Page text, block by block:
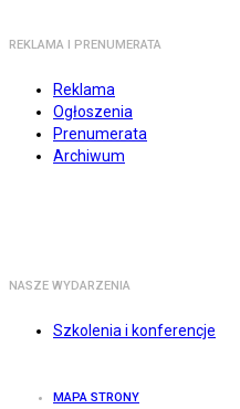
REKLAMA I PRENUMERATA
Reklama
Ogłoszenia
Prenumerata
Archiwum
NASZE WYDARZENIA
Szkolenia i konferencje
MAPA STRONY